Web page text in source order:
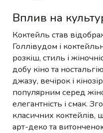
Вплив на
Коктейль став
Голлівудом і
розкіш, стиль і
добу кіно та
джазу, вечірок і
популярним серед
елегантність і смак.
класичних коктейлів,
арт-деко та